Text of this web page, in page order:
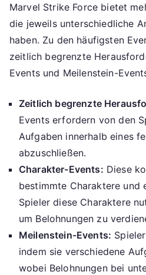
Marvel Strike Force bietet
die jeweils unterschiedliche
haben. Zu den häufigsten
zeitlich begrenzte
Events und Meilenstein-
Zeitlich begrenzte
Events erfordern von den
Aufgaben innerhalb eines
abzuschließen.
Charakter-Events: Diese
bestimmte Charaktere
Spieler diese Charaktere
um Belohnungen zu
Meilenstein-Events:
indem sie verschiedene
wobei Belohnungen bei